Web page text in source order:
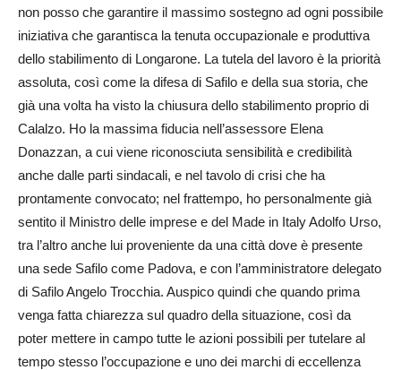
non posso che garantire il massimo sostegno ad ogni possibile
iniziativa che garantisca la tenuta occupazionale e produttiva
dello stabilimento di Longarone. La tutela del lavoro è la priorità
assoluta, così come la difesa di Safilo e della sua storia, che
già una volta ha visto la chiusura dello stabilimento proprio di
Calalzo. Ho la massima fiducia nell’assessore Elena
Donazzan, a cui viene riconosciuta sensibilità e credibilità
anche dalle parti sindacali, e nel tavolo di crisi che ha
prontamente convocato; nel frattempo, ho personalmente già
sentito il Ministro delle imprese e del Made in Italy Adolfo Urso,
tra l’altro anche lui proveniente da una città dove è presente
una sede Safilo come Padova, e con l’amministratore delegato
di Safilo Angelo Trocchia. Auspico quindi che quando prima
venga fatta chiarezza sul quadro della situazione, così da
poter mettere in campo tutte le azioni possibili per tutelare al
tempo stesso l’occupazione e uno dei marchi di eccellenza